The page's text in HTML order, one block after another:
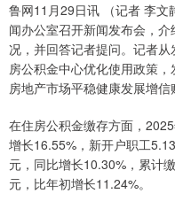
鲁网11月29日讯 （记者 李
闻办公室召开新闻发布会，
况，并回答记者提问。记者
房公积金中心优化使用政策
房地产市场平稳健康发展增信
在住房公积金缴存方面，
增长16.55%，新开户职工
元，同比增长10.30%，累计
元，比年初增长11.24%。